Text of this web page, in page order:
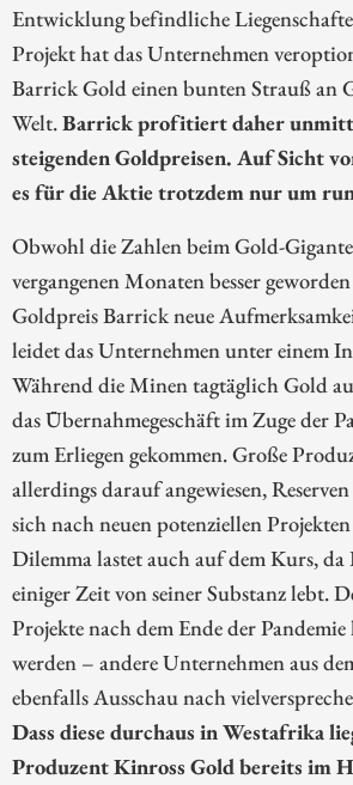
Entwicklung befindliche
Projekt hat das Unternehmen
Barrick Gold einen bunten Strauß an
Welt.Barrick profitiert daher
steigenden Goldpreisen. Auf Sicht
es für die Aktie trotzdem nur um
Obwohl die Zahlen beim Gold-
vergangenen Monaten besser
Goldpreis Barrick neue
leidet das Unternehmen unter einem
Während die Minen tagtäglich Gold
das Übernahmegeschäft im Zuge der
zum Erliegen gekommen. Große
allerdings darauf angewiesen,
sich nach neuen potenziellen Projekten
Dilemma lastet auch auf dem Kurs,
einiger Zeit von seiner Substanz lebt.
Projekte nach dem Ende der
werden – andere Unternehmen aus
ebenfalls Ausschau nach
Dass diese durchaus in Westafrika
Produzent Kinross Gold bereits im